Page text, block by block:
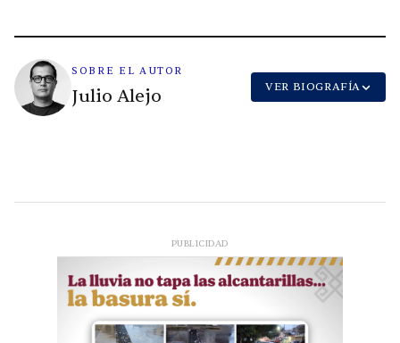
SOBRE EL AUTOR
Julio Alejo VER BIOGRAFÍA
PUBLICIDAD